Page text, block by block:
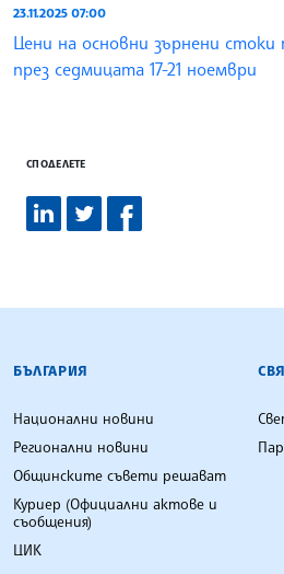
23.11.2025 07:00
Цени на основни зърнени
през седмицата 17-21 ноември
СПОДЕЛЕТЕ
БЪЛГАРСКА
БЪЛГАРИЯ
Национални новини
Регионални новини
Общинските съвети решават
Куриер (Официални актове и
съобщения)
ЦИК